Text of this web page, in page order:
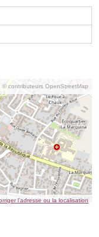
© contributeurs OpenStreetMap
l’adresse ou la localisation